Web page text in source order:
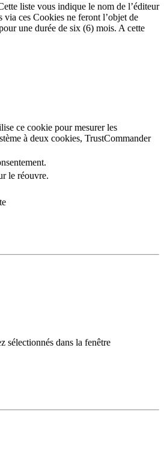
liste vous indique le nom de l’éditeur
via ces Cookies ne feront l’objet de
une durée de six (6) mois. A cette
ce cookie pour mesurer les
à deux cookies, TrustCommander
le réouvre.
sélectionnés dans la fenêtre